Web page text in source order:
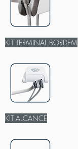
KIT TERMINAL BORDEM
KIT ALCANCE